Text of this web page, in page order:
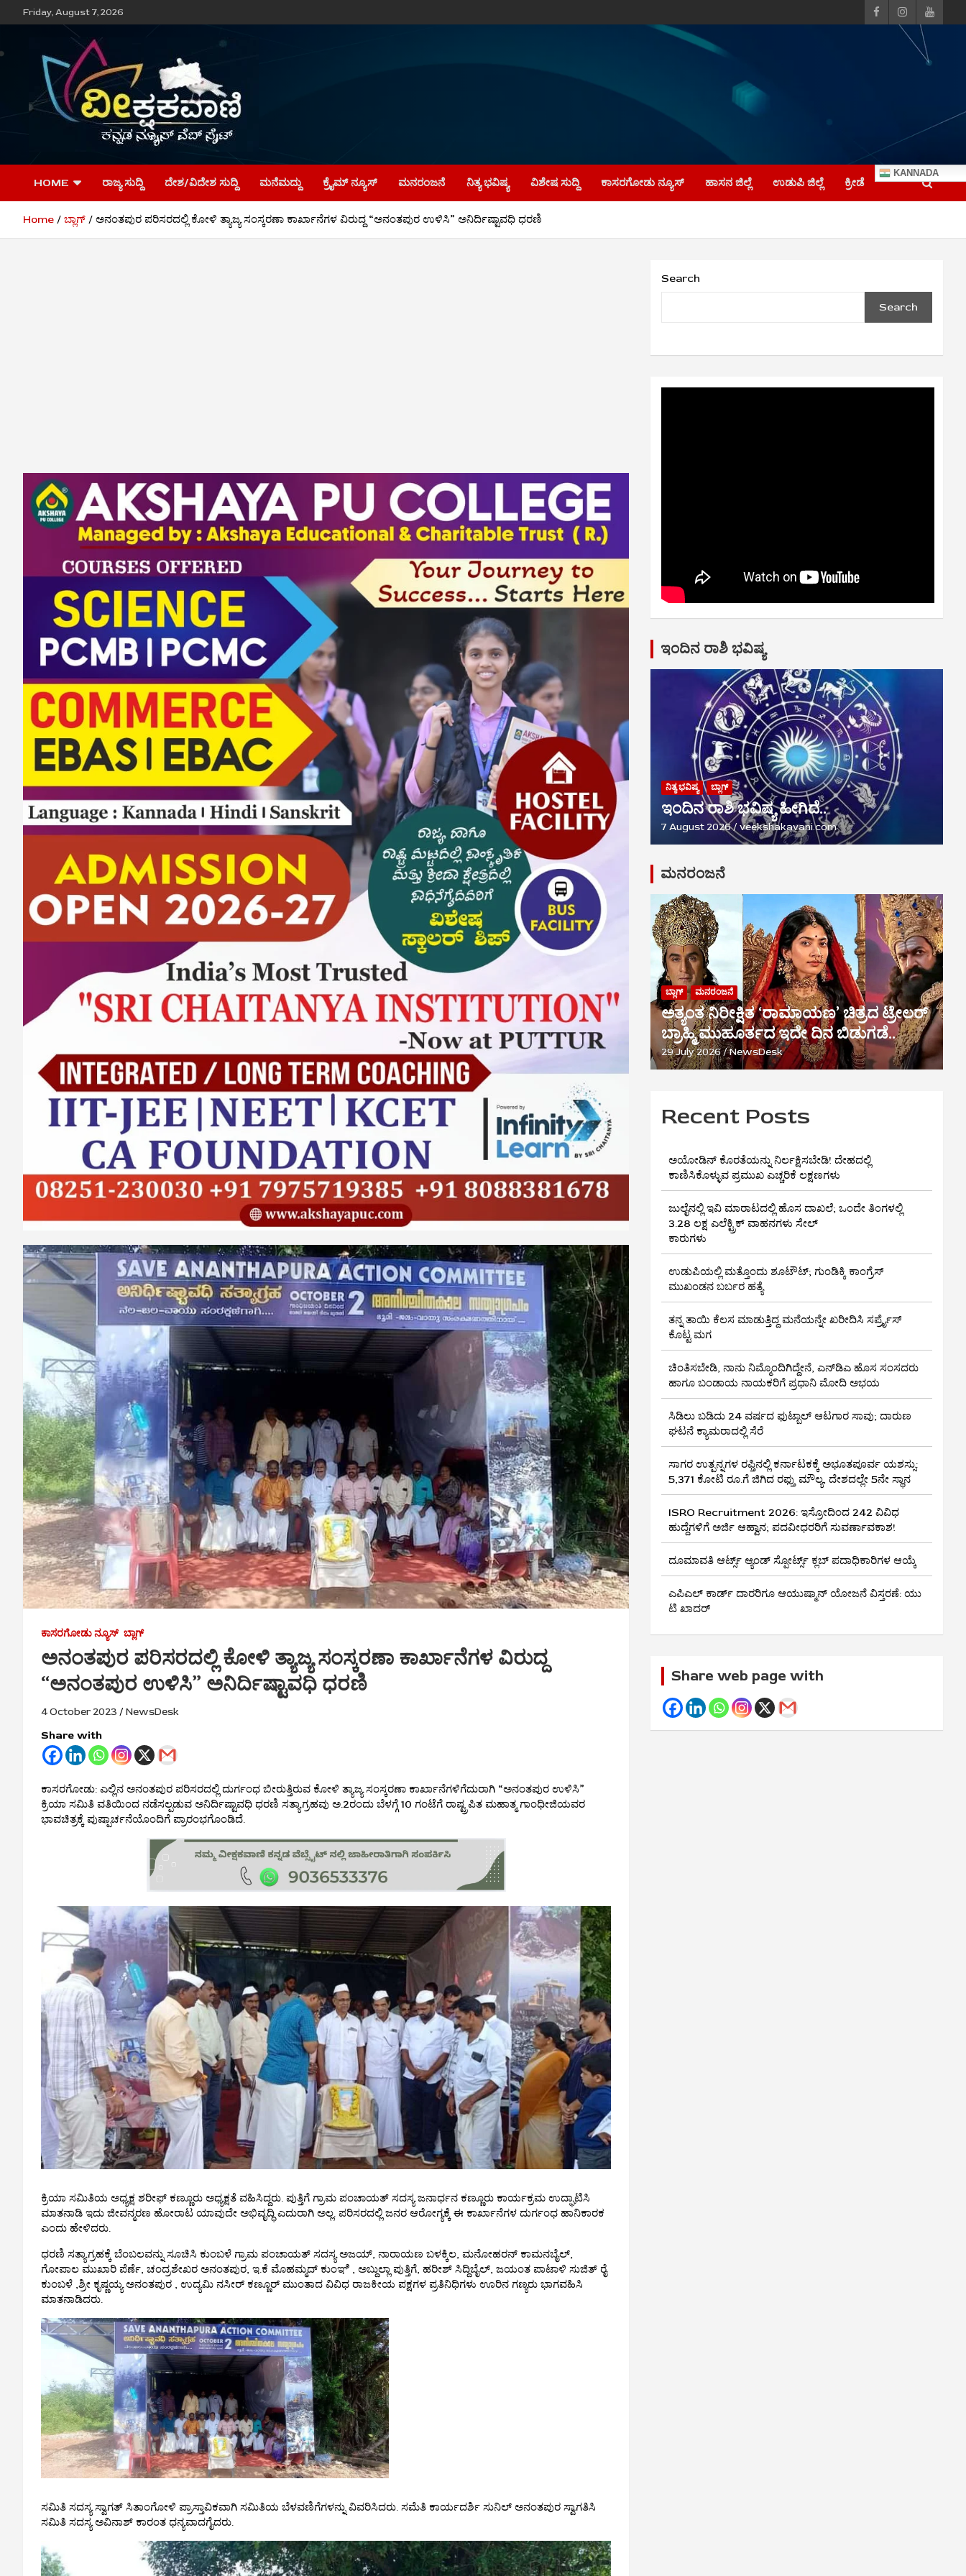
to
Friday, August 7, 2026
ವೀಕ್ಷಕವಾಣಿ
HOME ರಾಜ್ಯ ಸುದ್ದಿ ದೇಶ/ವಿದೇಶ ಸುದ್ದಿ ಮನೆಮದ್ದು ಕ್ರೈಮ್‌ ನ್ಯೂಸ್ ಮನರಂಜನೆ ನಿತ್ಯ ಭವಿಷ್ಯ ವಿಶೇಷ ಸುದ್ದಿ ಕಾಸರಗೋಡು ನ್ಯೂಸ್ ಹಾಸನ ಜಿಲ್ಲೆ ಉಡುಪಿ ಜಿಲ್ಲೆ ಕ್ರೀಡೆ
KANNADA
Home ಬ್ಲಾಗ್ ಅನಂತಪುರ ಪರಿಸರದಲ್ಲಿ ಕೋಳಿ ತ್ಯಾಜ್ಯ ಸಂಸ್ಕರಣಾ ಕಾರ್ಖಾನೆಗಳ ವಿರುದ್ದ “ಅನಂತಪುರ ಉಳಿಸಿ” ಅನಿರ್ದಿಷ್ಟಾವಧಿ ಧರಣಿ
ಕಾಸರಗೋಡು ನ್ಯೂಸ್ ಬ್ಲಾಗ್
ಅನಂತಪುರ ಪರಿಸರದಲ್ಲಿ ಕೋಳಿ ತ್ಯಾಜ್ಯ ಸಂಸ್ಕರಣಾ ಕಾರ್ಖಾನೆಗಳ ವಿರುದ್ದ
“ಅನಂತಪುರ ಉಳಿಸಿ” ಅನಿರ್ದಿಷ್ಟಾವಧಿ ಧರಣಿ
4 October 2023 NewsDesk
Share with
ಕಾಸರಗೋಡು: ಎಲ್ಲಿನ ಅನಂತಪುರ ಪರಿಸರದಲ್ಲಿ ದುರ್ಗಂಧ ಬೀರುತ್ತಿರುವ ಕೋಳಿ ತ್ಯಾಜ್ಯ ಸಂಸ್ಕರಣಾ ಕಾರ್ಖಾನೆಗಳಿಗೆದುರಾಗಿ “ಅನಂತಪುರ ಉಳಿಸಿ”
ಕ್ರಿಯಾ ಸಮಿತಿ ವತಿಯಿಂದ ನಡೆಸಲ್ಪಡುವ ಅನಿರ್ದಿಷ್ಟಾವಧಿ ಧರಣಿ ಸತ್ಯಾಗ್ರಹವು ಅ.2ರಂದು ಬೆಳಗ್ಗೆ 10 ಗಂಟೆಗೆ ರಾಷ್ಟ್ರಪಿತ ಮಹಾತ್ಮ ಗಾಂಧೀಜಿಯವರ
ಭಾವಚಿತ್ರಕ್ಕೆ ಪುಷ್ಪಾರ್ಚನೆಯೊಂದಿಗೆ ಪ್ರಾರಂಭಗೊಂಡಿದೆ.
ಕ್ರಿಯಾ ಸಮಿತಿಯ ಅಧ್ಯಕ್ಷ ಶರೀಫ್ ಕಣ್ಣೂರು ಅಧ್ಯಕ್ಷತೆ ವಹಿಸಿದ್ದರು. ಪುತ್ತಿಗೆ ಗ್ರಾಮ ಪಂಚಾಯತ್ ಸದಸ್ಯ ಜನಾರ್ಧನ ಕಣ್ಣೂರು ಕಾರ್ಯಕ್ರಮ ಉದ್ಘಾಟಿಸಿ
ಮಾತನಾಡಿ ಇದು ಜೀವನ್ಮರಣ ಹೋರಾಟ ಯಾವುದೇ ಅಭಿವೃದ್ಧಿ ಎದುರಾಗಿ ಅಲ್ಲ. ಪರಿಸರದಲ್ಲಿ ಜನರ ಆರೋಗ್ಯಕ್ಕೆ ಈ ಕಾರ್ಖಾನೆಗಳ ದುರ್ಗಂಧ ಹಾನಿಕಾರಕ
ಎಂದು ಹೇಳಿದರು.
ಧರಣಿ ಸತ್ಯಾಗ್ರಹಕ್ಕೆ ಬೆಂಬಲವನ್ನು ಸೂಚಿಸಿ ಕುಂಬಳೆ ಗ್ರಾಮ ಪಂಚಾಯತ್ ಸದಸ್ಯ ಅಜಯ್, ನಾರಾಯಣ ಬಳಕ್ಕಿಲ, ಮನೋಹರನ್ ಕಾಮನಬೈಲ್,
ಗೋಪಾಲ ಮುಖಾರಿ ಪೆರ್ಣೆ, ಚಂದ್ರಶೇಖರ ಅನಂತಪುರ, ಇ.ಕೆ ಮೊಹಮ್ಮದ್ ಕುಂಞಿ , ಅಬ್ದುಲ್ಲಾ ಪುತ್ತಿಗೆ, ಹರೀಶ್ ಸಿದ್ದಿಬೈಲ್, ಜಯಂತ ಪಾಟಾಳಿ ಸುಜಿತ್ ರೈ
ಕುಂಬಳೆ ,ಶ್ರೀ ಕೃಷ್ಣಯ್ಯ ಅನಂತಪುರ , ಉದ್ಯಮಿ ನಸೀರ್ ಕಣ್ಣೂರ್ ಮುಂತಾದ ವಿವಿಧ ರಾಜಕೀಯ ಪಕ್ಷಗಳ ಪ್ರತಿನಿಧಿಗಳು ಊರಿನ ಗಣ್ಯರು ಭಾಗವಹಿಸಿ
ಮಾತನಾಡಿದರು.
ಸಮಿತಿ ಸದಸ್ಯ ಸ್ವಾಗತ್ ಸಿತಾಂಗೋಳಿ ಪ್ರಾಸ್ತಾವಿಕವಾಗಿ ಸಮಿತಿಯ ಬೆಳವಣಿಗೆಗಳನ್ನು ವಿವರಿಸಿದರು. ಸಮೆತಿ ಕಾರ್ಯದರ್ಶಿ ಸುನಿಲ್ ಅನಂತಪುರ ಸ್ವಾಗತಿಸಿ
ಸಮಿತಿ ಸದಸ್ಯ ಅವಿನಾಶ್ ಕಾರಂತ ಧನ್ಯವಾದಗೈದರು.
Search
Search
ಇಂದಿನ ರಾಶಿ ಭವಿಷ್ಯ
ನಿತ್ಯ ಭವಿಷ್ಯ ಬ್ಲಾಗ್
ಇಂದಿನ ರಾಶಿ ಭವಿಷ್ಯ ಹೀಗಿದೆ..
7 August 2026 veekshakavani.com
ಮನರಂಜನೆ
ಬ್ಲಾಗ್ ಮನರಂಜನೆ
ಅತ್ಯಂತ ನಿರೀಕ್ಷಿತ ‘ರಾಮಾಯಣ’ ಚಿತ್ರದ ಟ್ರೇಲರ್
ಬ್ರಾಹ್ಮಿ ಮುಹೂರ್ತದ ಇದೇ ದಿನ ಬಿಡುಗಡೆ..
29 July 2026 NewsDesk
Recent Posts
ಅಯೋಡಿನ್ ಕೊರತೆಯನ್ನು ನಿರ್ಲಕ್ಷಿಸಬೇಡಿ! ದೇಹದಲ್ಲಿ
ಕಾಣಿಸಿಕೊಳ್ಳುವ ಪ್ರಮುಖ ಎಚ್ಚರಿಕೆ ಲಕ್ಷಣಗಳು
ಜುಲೈನಲ್ಲಿ ಇವಿ ಮಾರಾಟದಲ್ಲಿ ಹೊಸ ದಾಖಲೆ; ಒಂದೇ ತಿಂಗಳಲ್ಲಿ
3.28 ಲಕ್ಷ ಎಲೆಕ್ಟ್ರಿಕ್ ವಾಹನಗಳು ಸೇಲ್
ಕಾರುಗಳು
ಉಡುಪಿಯಲ್ಲಿ ಮತ್ತೊಂದು ಶೂಟೌಟ್‌; ಗುಂಡಿಕ್ಕಿ ಕಾಂಗ್ರೆಸ್‌
ಮುಖಂಡನ ಬರ್ಬರ ಹತ್ಯೆ
ತನ್ನ ತಾಯಿ ಕೆಲಸ ಮಾಡುತ್ತಿದ್ದ ಮನೆಯನ್ನೇ ಖರೀದಿಸಿ ಸರ್ಪ್ರೈಸ್
ಕೊಟ್ಟ ಮಗ
ಚಿಂತಿಸಬೇಡಿ, ನಾನು ನಿಮ್ಮೊಂದಿಗಿದ್ದೇನೆ, ಎನ್‌ಡಿಎ ಹೊಸ ಸಂಸದರು
ಹಾಗೂ ಬಂಡಾಯ ನಾಯಕರಿಗೆ ಪ್ರಧಾನಿ ಮೋದಿ ಅಭಯ
ಸಿಡಿಲು ಬಡಿದು 24 ವರ್ಷದ ಫುಟ್ಬಾಲ್ ಆಟಗಾರ ಸಾವು; ದಾರುಣ
ಘಟನೆ ಕ್ಯಾಮರಾದಲ್ಲಿ ಸೆರೆ
ಸಾಗರ ಉತ್ಪನ್ನಗಳ ರಫ್ತಿನಲ್ಲಿ ಕರ್ನಾಟಕಕ್ಕೆ ಅಭೂತಪೂರ್ವ ಯಶಸ್ಸು:
5,371 ಕೋಟಿ ರೂ.ಗೆ ಜಿಗಿದ ರಫ್ತು ಮೌಲ್ಯ, ದೇಶದಲ್ಲೇ 5ನೇ ಸ್ಥಾನ
ISRO Recruitment 2026: ಇಸ್ರೋದಿಂದ 242 ವಿವಿಧ
ಹುದ್ದೆಗಳಿಗೆ ಅರ್ಜಿ ಆಹ್ವಾನ; ಪದವೀಧರರಿಗೆ ಸುವರ್ಣಾವಕಾಶ!
ದೂಮಾವತಿ ಆರ್ಟ್ಸ್ ಆ್ಯಂಡ್ ಸ್ಪೋರ್ಟ್ಸ್ ಕ್ಲಬ್‌ ಪದಾಧಿಕಾರಿಗಳ ಆಯ್ಕೆ
ಎಪಿಎಲ್ ಕಾರ್ಡ್ ದಾರರಿಗೂ ಆಯುಷ್ಮಾನ್ ಯೋಜನೆ ವಿಸ್ತರಣೆ: ಯು
ಟಿ ಖಾದರ್
Share web page with